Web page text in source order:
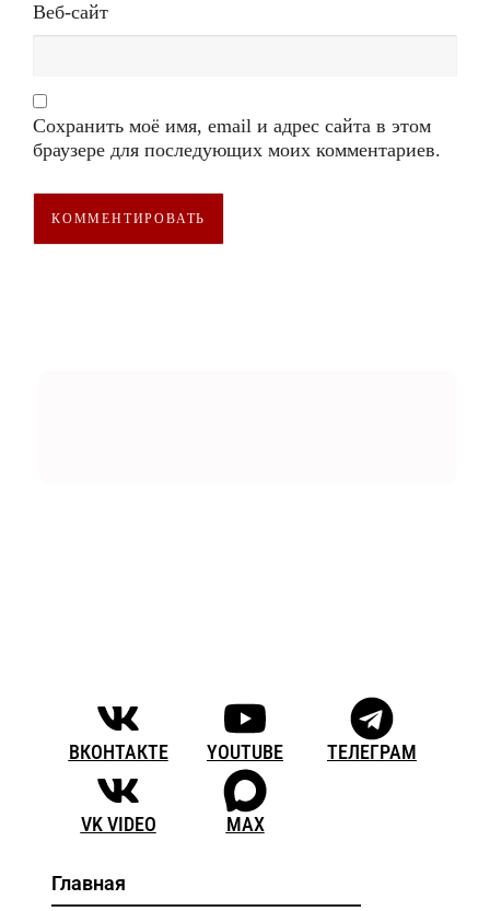
Веб-сайт
Сохранить моё имя, email и адрес сайта в этом
браузере для последующих моих комментариев.
ВКОНТАКТЕ YOUTUBE ТЕЛЕГРАМ
VK VIDEO MAX
Главная